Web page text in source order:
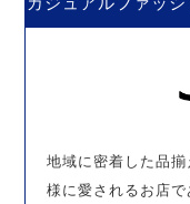
地域に密着した品
様に愛されるお店